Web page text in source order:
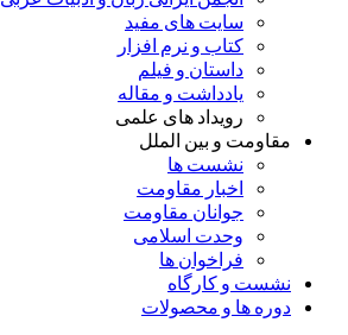
سایت های مفید
کتاب و نرم افزار
داستان و فیلم
یادداشت و مقاله
رویداد های علمی
مقاومت و بین الملل
نشست ها
اخبار مقاومت
جوانان مقاومت
وحدت اسلامی
فراخوان ها
نشست و کارگاه
دوره ها و محصولات